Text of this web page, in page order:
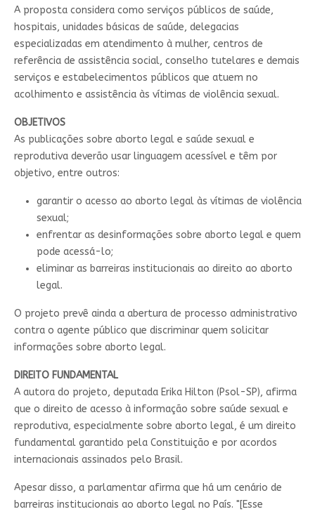
A proposta considera como serviços públicos de saúde,
hospitais, unidades básicas de saúde, delegacias
especializadas em atendimento à mulher, centros de
referência de assistência social, conselho tutelares e demais
serviços e estabelecimentos públicos que atuem no
acolhimento e assistência às vítimas de violência sexual.
OBJETIVOS
As publicações sobre aborto legal e saúde sexual e
reprodutiva deverão usar linguagem acessível e têm por
objetivo, entre outros:
garantir o acesso ao aborto legal às vítimas de violência
sexual;
enfrentar as desinformações sobre aborto legal e quem
pode acessá-lo;
eliminar as barreiras institucionais ao direito ao aborto
legal.
O projeto prevê ainda a abertura de processo administrativo
contra o agente público que discriminar quem solicitar
informações sobre aborto legal.
DIREITO FUNDAMENTAL
A autora do projeto, deputada Erika Hilton (Psol-SP), afirma
que o direito de acesso à informação sobre saúde sexual e
reprodutiva, especialmente sobre aborto legal, é um direito
fundamental garantido pela Constituição e por acordos
internacionais assinados pelo Brasil.
Apesar disso, a parlamentar afirma que há um cenário de
barreiras institucionais ao aborto legal no País. "[Esse